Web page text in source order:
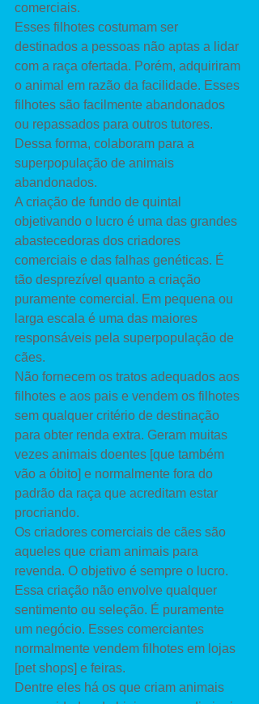
comerciais.
Esses filhotes costumam ser
destinados a pessoas não aptas a lidar
com a raça ofertada. Porém, adquiriram
o animal em razão da facilidade. Esses
filhotes são facilmente abandonados
ou repassados para outros tutores.
Dessa forma, colaboram para a
superpopulação de animais
abandonados.
A criação de fundo de quintal
objetivando o lucro é uma das grandes
abastecedoras dos criadores
comerciais e das falhas genéticas. É
tão desprezível quanto a criação
puramente comercial. Em pequena ou
larga escala é uma das maiores
responsáveis pela superpopulação de
cães.
Não fornecem os tratos adequados aos
filhotes e aos pais e vendem os filhotes
sem qualquer critério de destinação
para obter renda extra. Geram muitas
vezes animais doentes [que também
vão a óbito] e normalmente fora do
padrão da raça que acreditam estar
procriando.
Os criadores comerciais de cães são
aqueles que criam animais para
revenda. O objetivo é sempre o lucro.
Essa criação não envolve qualquer
sentimento ou seleção. É puramente
um negócio. Esses comerciantes
normalmente vendem filhotes em lojas
[pet shops] e feiras.
Dentre eles há os que criam animais